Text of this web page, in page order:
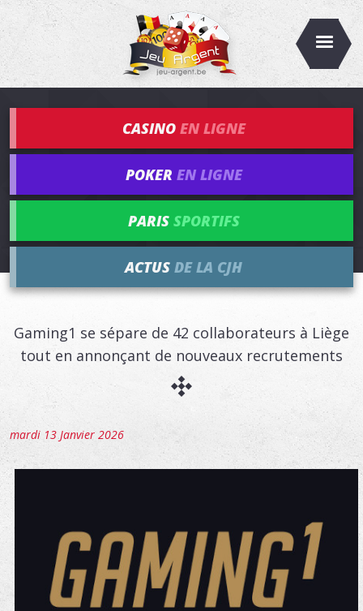
CASINO EN LIGNE
POKER EN LIGNE
PARIS SPORTIFS
ACTUS DE LA CJH
Gaming1 se sépare de 42 collaborateurs à Liège
tout en annonçant de nouveaux recrutements
mardi 13 Janvier 2026